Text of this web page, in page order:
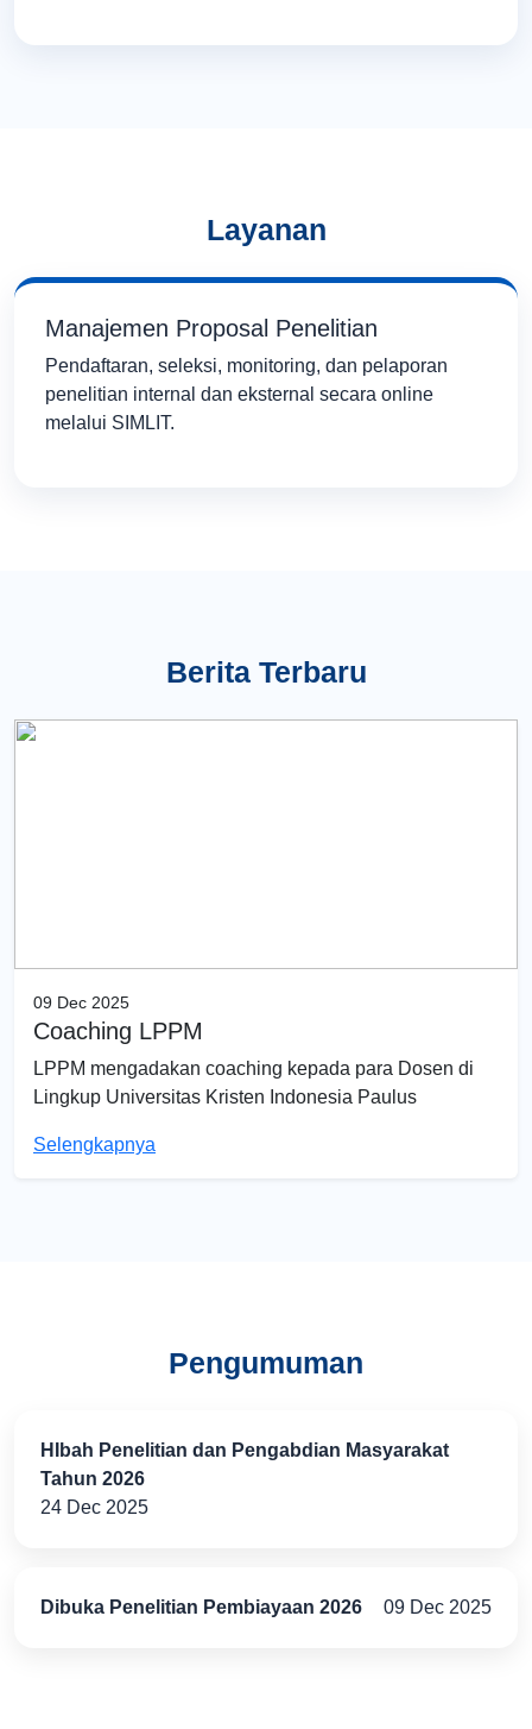
Layanan
Manajemen Proposal Penelitian
Pendaftaran, seleksi, monitoring, dan pelaporan
penelitian internal dan eksternal secara online
melalui SIMLIT.
Berita Terbaru
09 Dec 2025
Coaching LPPM
LPPM mengadakan coaching kepada para Dosen di
Lingkup Universitas Kristen Indonesia Paulus
Selengkapnya
Pengumuman
HIbah Penelitian dan Pengabdian Masyarakat
Tahun 2026
24 Dec 2025
Dibuka Penelitian Pembiayaan 2026 09 Dec 2025